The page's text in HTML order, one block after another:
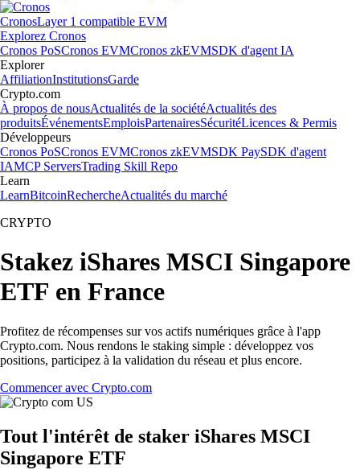
CronosLayer 1 compatible EVM
Explorez Cronos
Cronos PoSCronos EVMCronos zkEVMSDK d'agent IA
Explorer
AffiliationInstitutionsGarde
Crypto.com
À propos de nousActualités de la sociétéActualités des
produitsÉvénementsEmploisPartenairesSécuritéLicences & Permis
Développeurs
Cronos PoSCronos EVMCronos zkEVMSDK PaySDK d'agent
IAMCP ServersTrading Skill Repo
Learn
LearnBitcoinRechercheActualités du marché
CRYPTO
Stakez iShares MSCI Singapore
ETF en France
Profitez de récompenses sur vos actifs numériques grâce à l'app
Crypto.com. Nous rendons le staking simple : développez vos
positions, participez à la validation du réseau et plus encore.
Commencer avec Crypto.com
Tout l'intérêt de staker iShares MSCI
Singapore ETF